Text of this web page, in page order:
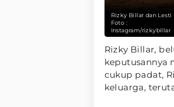
Rizky Billar dan Lesti
Foto :
Instagram/rizkybillar
Rizky Billar,
keputusannya
cukup padat,
keluarga,